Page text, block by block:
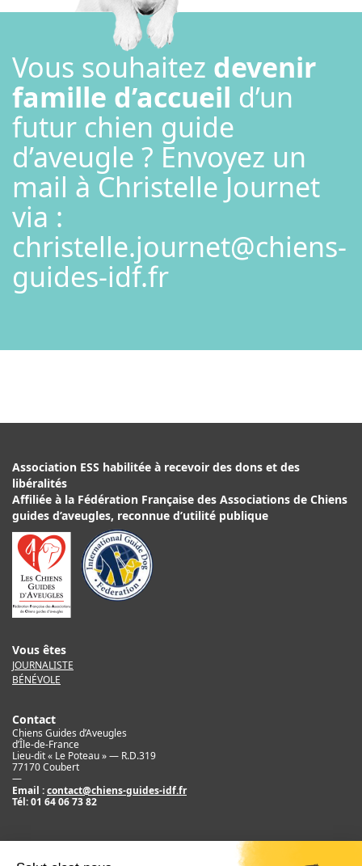
Vous souhaitez devenir
famille d’accueil d’un
futur chien guide
d’aveugle ? Envoyez un
mail à Christelle Journet
via :
christelle.journet@chiens-
guides-idf.fr
Association ESS habilitée à recevoir des dons et des
libéralités
Affiliée à la Fédération Française des Associations de Chiens
guides d’aveugles, reconnue d’utilité publique
Vous êtes
JOURNALISTE
BÉNÉVOLE
Contact
Chiens Guides d’Aveugles
d’Île-de-France
Lieu-dit « Le Poteau » — R.D.319
77170 Coubert
—
Email :contact@chiens-guides-idf.fr
Tél:01 64 06 73 82
Crédit